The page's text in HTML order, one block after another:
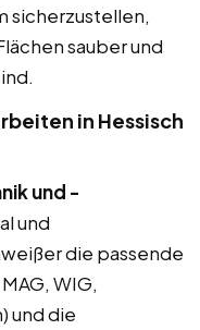
sicherzustellen,
sauber und
in Hessisch
und -
und
die passende
WIG,
und die